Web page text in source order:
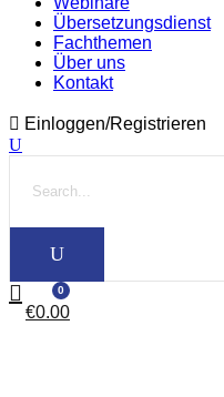
Übersetzungsdienst
Fachthemen
Über uns
Kontakt
Einloggen/Registrieren
0
€0.00